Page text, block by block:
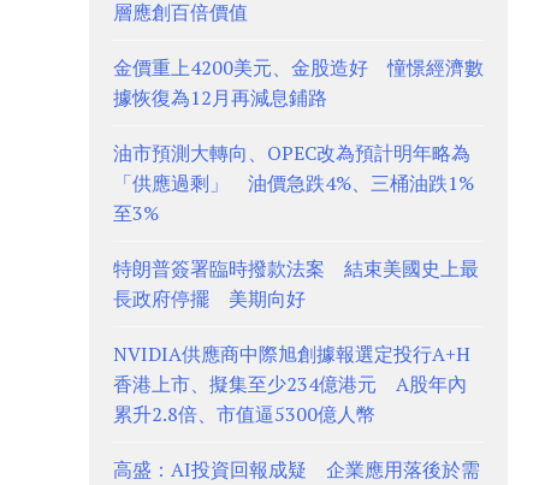
層應創百倍價值
金價重上4200美元、金股造好 憧憬經濟數
據恢復為12月再減息鋪路
油市預測大轉向、OPEC改為預計明年略為
「供應過剩」 油價急跌4%、三桶油跌1%
至3%
特朗普簽署臨時撥款法案 結束美國史上最
長政府停擺 美期向好
NVIDIA供應商中際旭創據報選定投行A+H
香港上市、擬集至少234億港元 A股年內
累升2.8倍、市值逼5300億人幣
高盛：AI投資回報成疑 企業應用落後於需